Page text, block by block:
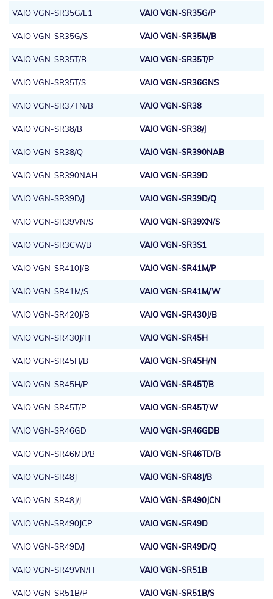
VAIO VGN-SR35G/E1 VAIO VGN-SR35G/P
VAIO VGN-SR35G/S VAIO VGN-SR35M/B
VAIO VGN-SR35T/B VAIO VGN-SR35T/P
VAIO VGN-SR35T/S VAIO VGN-SR36GNS
VAIO VGN-SR37TN/B VAIO VGN-SR38
VAIO VGN-SR38/B VAIO VGN-SR38/J
VAIO VGN-SR38/Q VAIO VGN-SR390NAB
VAIO VGN-SR390NAH VAIO VGN-SR39D
VAIO VGN-SR39D/J VAIO VGN-SR39D/Q
VAIO VGN-SR39VN/S VAIO VGN-SR39XN/S
VAIO VGN-SR3CW/B VAIO VGN-SR3S1
VAIO VGN-SR410J/B VAIO VGN-SR41M/P
VAIO VGN-SR41M/S VAIO VGN-SR41M/W
VAIO VGN-SR420J/B VAIO VGN-SR430J/B
VAIO VGN-SR430J/H VAIO VGN-SR45H
VAIO VGN-SR45H/B VAIO VGN-SR45H/N
VAIO VGN-SR45H/P VAIO VGN-SR45T/B
VAIO VGN-SR45T/P VAIO VGN-SR45T/W
VAIO VGN-SR46GD VAIO VGN-SR46GDB
VAIO VGN-SR46MD/B VAIO VGN-SR46TD/B
VAIO VGN-SR48J VAIO VGN-SR48J/B
VAIO VGN-SR48J/J VAIO VGN-SR490JCN
VAIO VGN-SR490JCP VAIO VGN-SR49D
VAIO VGN-SR49D/J VAIO VGN-SR49D/Q
VAIO VGN-SR49VN/H VAIO VGN-SR51B
VAIO VGN-SR51B/P VAIO VGN-SR51B/S